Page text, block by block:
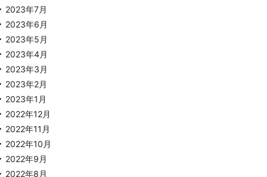
2023年7月
2023年6月
2023年5月
2023年4月
2023年3月
2023年2月
2023年1月
2022年12月
2022年11月
2022年10月
2022年9月
2022年8月